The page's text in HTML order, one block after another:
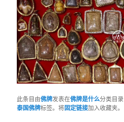
此条目由佛牌发表在佛牌是什么分类目
泰国佛牌标签。将固定链接加入收藏夹。